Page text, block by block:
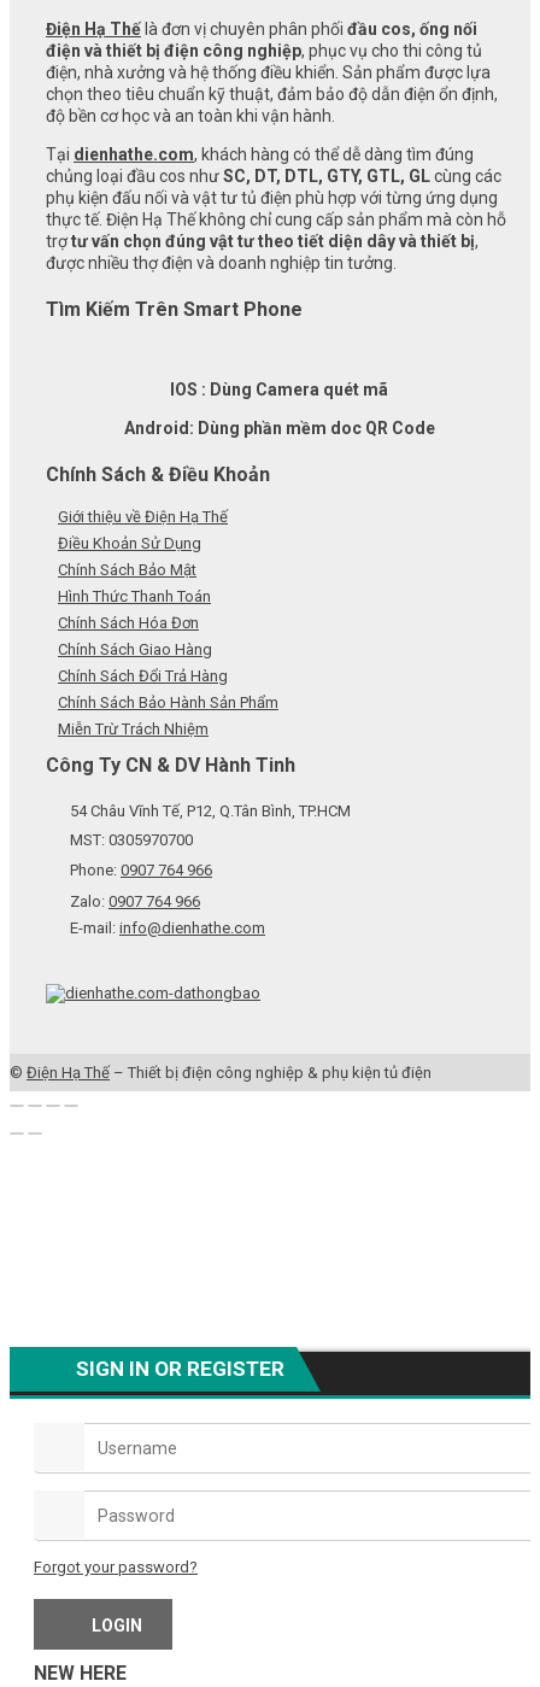
Điện Hạ Thế là đơn vị chuyên phân phối đầu cos, ống nối
điện và thiết bị điện công nghiệp, phục vụ cho thi công tủ
điện, nhà xưởng và hệ thống điều khiển. Sản phẩm được lựa
chọn theo tiêu chuẩn kỹ thuật, đảm bảo độ dẫn điện ổn định,
độ bền cơ học và an toàn khi vận hành.
Tại dienhathe.com, khách hàng có thể dễ dàng tìm đúng
chủng loại đầu cos nhưSC, DT, DTL, GTY, GTL, GLcùng các
phụ kiện đấu nối và vật tư tủ điện phù hợp với từng ứng dụng
thực tế. Điện Hạ Thế không chỉ cung cấp sản phẩm mà còn hỗ
trợtư vấn chọn đúng vật tư theo tiết diện dây và thiết bị,
được nhiều thợ điện và doanh nghiệp tin tưởng.
Tìm Kiếm Trên Smart Phone
IOS : Dùng Camera quét mã
Android: Dùng phần mềm doc QR Code
Chính Sách & Điều Khoản
Giới thiệu về Điện Hạ Thế
Điều Khoản Sử Dụng
Chính Sách Bảo Mật
Hình Thức Thanh Toán
Chính Sách Hóa Đơn
Chính Sách Giao Hàng
Chính Sách Đổi Trả Hàng
Chính Sách Bảo Hành Sản Phẩm
Miễn Trừ Trách Nhiệm
Công Ty CN & DV Hành Tinh
54 Châu Vĩnh Tế, P12, Q.Tân Bình, TP.HCM
MST: 0305970700
Phone: 0907 764 966
Zalo: 0907 764 966
E-mail: info@dienhathe.com
© Điện Hạ Thế – Thiết bị điện công nghiệp & phụ kiện tủ điện
SIGN IN OR REGISTER
Forgot your password?
NEW HERE